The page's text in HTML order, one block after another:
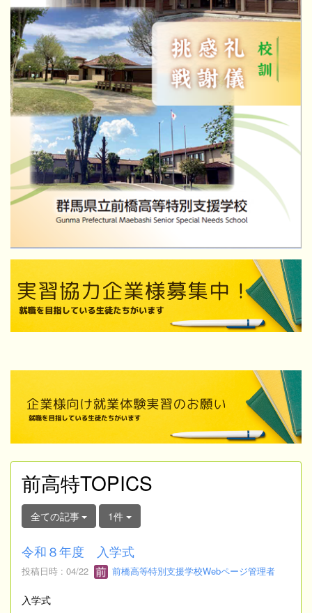
前高特TOPICS
全ての記事 1件
令和８年度 入学式
投稿日時 : 04/22 前橋高等特別支援学校Webページ管理者
入学式